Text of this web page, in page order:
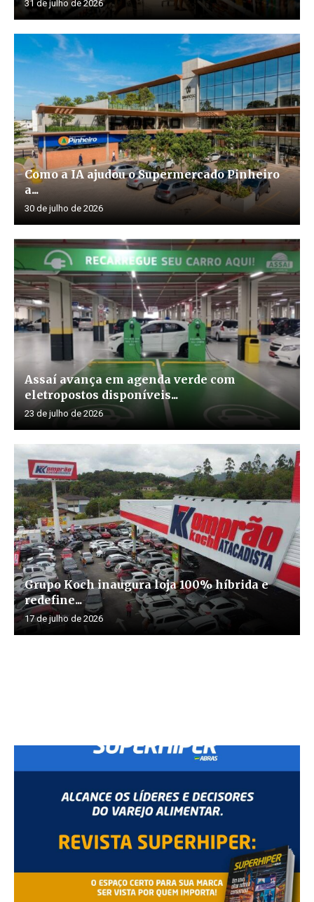
31 de julho de 2026
Como a IA ajudou o Supermercado Pinheiro
a...
30 de julho de 2026
Assaí avança em agenda verde com
eletropostos disponíveis...
23 de julho de 2026
Grupo Koch inaugura loja 100% híbrida e
redefine...
17 de julho de 2026